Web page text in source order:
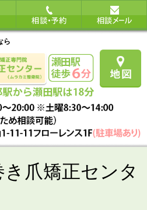
ら
爪矯正センタ